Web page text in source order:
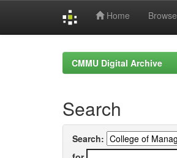
Home Browse
CMMU Digital Archive
Search
Search: